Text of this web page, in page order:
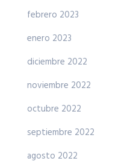
febrero 2023
enero 2023
diciembre 2022
noviembre 2022
octubre 2022
septiembre 2022
agosto 2022